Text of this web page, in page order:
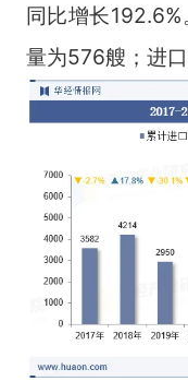
同比增长
量为576艘；进